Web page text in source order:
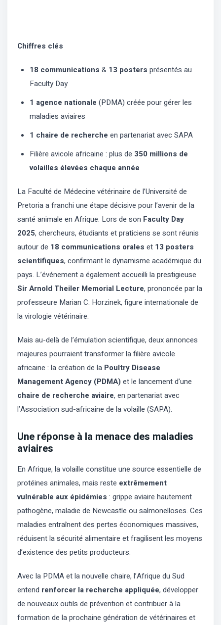
Chiffres clés
18 communications & 13 posters présentés au
Faculty Day
1 agence nationale (PDMA) créée pour gérer les
maladies aviaires
1 chaire de recherche en partenariat avec SAPA
Filière avicole africaine : plus de 350 millions de
volailles élevées chaque année
La Faculté de Médecine vétérinaire de l’Université de
Pretoria a franchi une étape décisive pour l’avenir de la
santé animale en Afrique. Lors de son Faculty Day
2025, chercheurs, étudiants et praticiens se sont réunis
autour de 18 communications orales et 13 posters
scientifiques, confirmant le dynamisme académique du
pays. L’événement a également accueilli la prestigieuse
Sir Arnold Theiler Memorial Lecture, prononcée par la
professeure Marian C. Horzinek, figure internationale de
la virologie vétérinaire.
Mais au-delà de l’émulation scientifique, deux annonces
majeures pourraient transformer la filière avicole
africaine : la création de la Poultry Disease
Management Agency (PDMA) et le lancement d’une
chaire de recherche aviaire, en partenariat avec
l’Association sud-africaine de la volaille (SAPA).
Une réponse à la menace des maladies
aviaires
En Afrique, la volaille constitue une source essentielle de
protéines animales, mais reste extrêmement
vulnérable aux épidémies : grippe aviaire hautement
pathogène, maladie de Newcastle ou salmonelloses. Ces
maladies entraînent des pertes économiques massives,
réduisent la sécurité alimentaire et fragilisent les moyens
d’existence des petits producteurs.
Avec la PDMA et la nouvelle chaire, l’Afrique du Sud
entend renforcer la recherche appliquée, développer
de nouveaux outils de prévention et contribuer à la
formation de la prochaine génération de vétérinaires et